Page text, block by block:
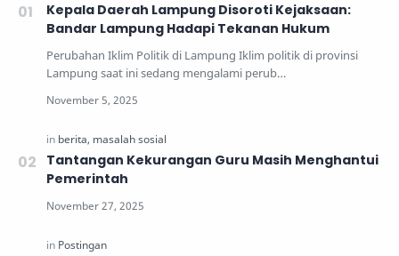
Kepala Daerah Lampung Disoroti Kejaksaan:
Bandar Lampung Hadapi Tekanan Hukum
Perubahan Iklim Politik di Lampung Iklim politik di provinsi
Lampung saat ini sedang mengalami perub…
Tantangan Kekurangan Guru Masih Menghantui
Pemerintah